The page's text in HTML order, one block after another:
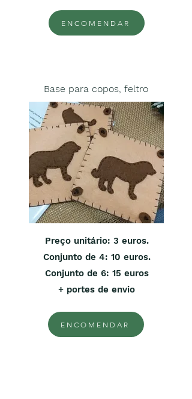
ENCOMENDAR
Base para copos, feltro
Preço unitário: 3 euros.
Conjunto de 4: 10 euros.
Conjunto de 6: 15 euros
+ portes de envio
ENCOMENDAR